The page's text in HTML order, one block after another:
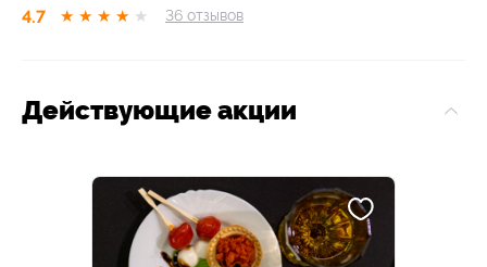
4.7 ★ ★ ★ ★ ★ 36 отзывов
Действующие акции